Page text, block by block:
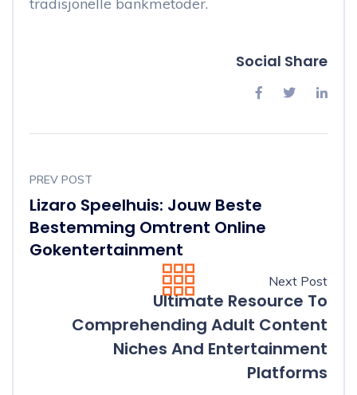
tradisjonelle bankmetoder.
Social Share
PREV POST
Lizaro Speelhuis: Jouw Beste
Bestemming Omtrent Online
Gokentertainment
Next Post
Ultimate Resource To
Comprehending Adult Content
Niches And Entertainment
Platforms